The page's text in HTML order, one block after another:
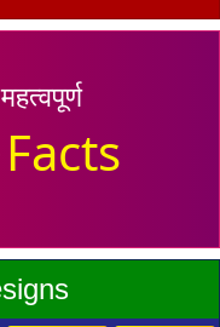
Facts